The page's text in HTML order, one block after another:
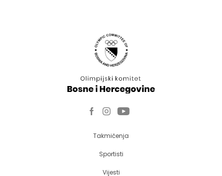
Takmičenja
Sportisti
Vijesti